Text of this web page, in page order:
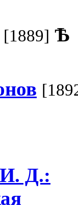
[1889] Ѣ
Д.: